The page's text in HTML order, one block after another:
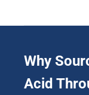
Why
Acid